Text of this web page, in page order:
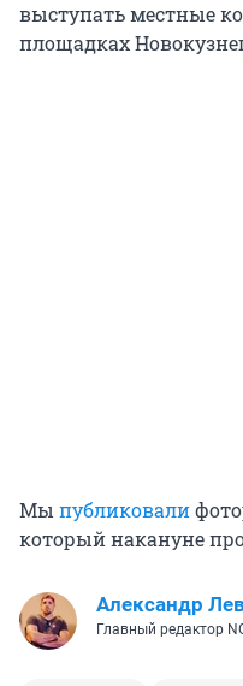
выступать местные
площадках
Мы публиковали
который накануне
Александр
Главный редактор